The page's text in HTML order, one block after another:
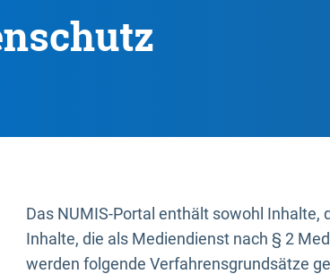
Das NUMIS-Portal enthält sowohl Inhalte,
Inhalte, die als Mediendienst nach § 2
werden folgende Verfahrensgrundsätze